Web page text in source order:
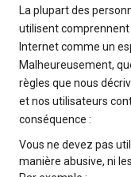
La plupart des
utilisent
Internet comme un
Malheureusement,
règles que nous
et nos utilisateurs
conséquence :
Vous ne devez pas
manière abusive, ni